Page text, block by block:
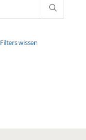
Filters wissen